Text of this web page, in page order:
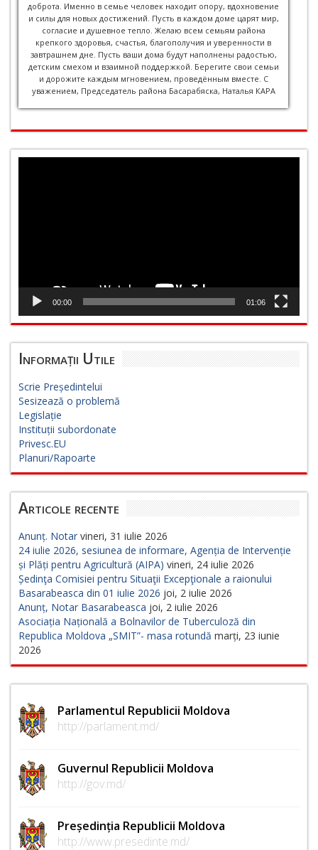
доброта. Именно в семье человек находит опору, вдохновение
и силы для новых достижений. Пусть в каждом доме царят мир,
согласие и душевное тепло. Желаю всем семьям района
крепкого здоровья, счастья, благополучия и уверенности в
завтрашнем дне. Пусть ваши дома будут наполнены радостью,
детским смехом и взаимной поддержкой. Берегите свои семьи
и дорожите каждым мгновением, проведённым вместе. С
уважением, Председатель района Басарабяска, Наталья КАРА
00:00 01:06
Informații Utile
Scrie Președintelui
Sesizează o problemă
Legislație
Instituții subordonate
Privesc.EU
Planuri/Rapoarte
Articole recente
Anunț. Notar vineri, 31 iulie 2026
24 iulie 2026, sesiunea de informare, Agenția de Intervenție
și Plăți pentru Agricultură (AIPA) vineri, 24 iulie 2026
Ședinţa Comisiei pentru Situaţii Excepţionale a raionului
Basarabeasca din 01 iulie 2026 joi, 2 iulie 2026
Anunț, Notar Basarabeasca joi, 2 iulie 2026
Asociația Națională a Bolnavilor de Tuberculoză din
Republica Moldova „SMIT”- masa rotundă marți, 23 iunie
2026
Parlamentul Republicii Moldova
http://parlament.md/
Guvernul Republicii Moldova
http://gov.md/
Președinția Republicii Moldova
http://www.presedinte.md/